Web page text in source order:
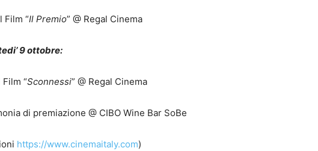
Film “Il Premio” @ Regal Cinema
9 ottobre:
“Sconnessi” @ Regal Cinema
di premiazione @ CIBO Wine Bar SoBe
https://www.cinemaitaly.com)